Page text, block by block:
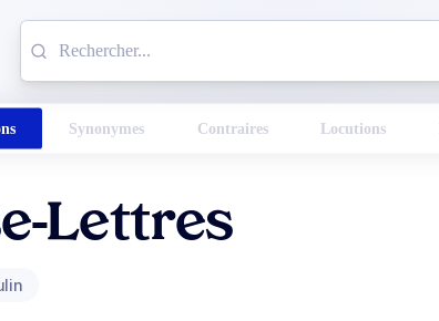
Synonymes Contraires Locutions
Lettres